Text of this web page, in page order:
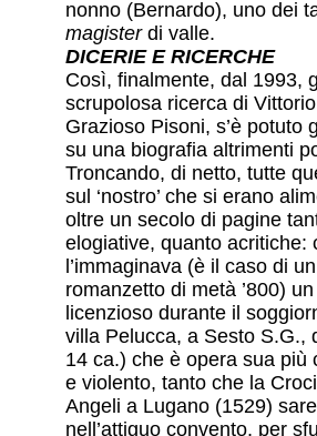
nonno (Bernardo), uno dei
magisterdi valle.
DICERIE E RICERCHE
Così, finalmente, dal 1993,
scrupolosa ricerca di
Grazioso Pisoni, s’è potuto
su una biografia altrimenti
Troncando, di netto, tutte
sul ‘nostro’ che si erano
oltre un secolo di pagine
elogiative, quanto acritiche:
l’immaginava (è il caso di un
romanzetto di metà ’800)
licenzioso durante il
villa Pelucca, a Sesto S.G.,
14 ca.) che è opera sua
e violento, tanto che la
Angeli a Lugano (1529)
nell’attiguo convento, per